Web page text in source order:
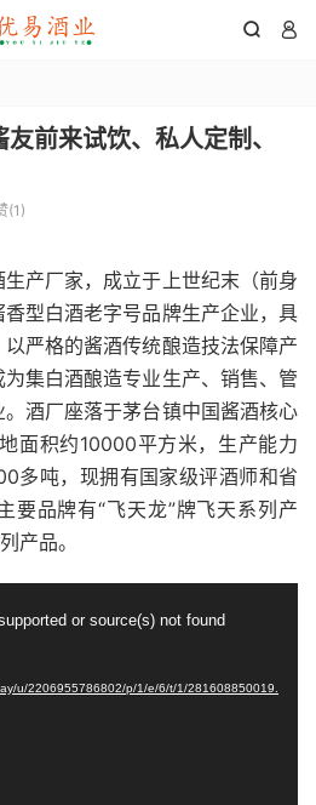
 
前来试饮、私人定制、
(1 )
产厂家，成立于上世纪末（前身
型白酒老字号品牌生产企业，具
严格的酱酒传统酿造技法保障产
集白酒酿造专业生产、销售、管
酒厂座落于茅台镇中国酱酒核心
面积约10000平方米，生产能力
多吨，现拥有国家级评酒师和省
要品牌有“飞天龙”牌飞天系列产
产品。
or source(s) not found
u/2206955786802/p/1/e/6/t/1/281608850019.